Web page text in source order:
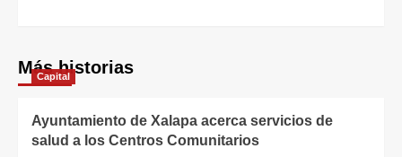
Más historias
Capital
Ayuntamiento de Xalapa acerca servicios de
salud a los Centros Comunitarios